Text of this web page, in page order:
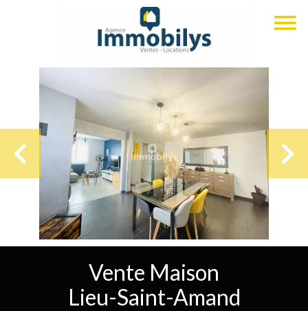
Vente Maison
Lieu-Saint-Amand